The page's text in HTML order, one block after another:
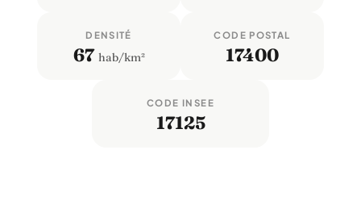
DENSITÉ
67 hab/km²
CODE POSTAL
17400
CODE INSEE
17125